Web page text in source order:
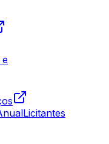
e
Licitantes